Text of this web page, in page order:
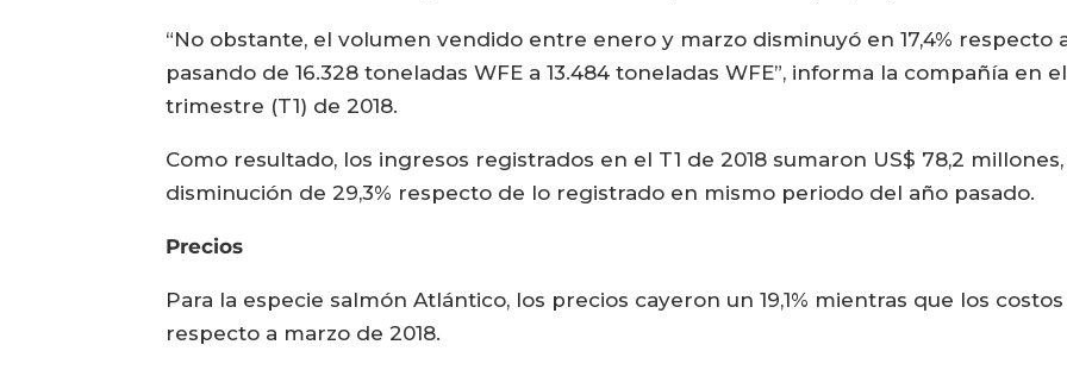
“No obstante, el volumen vendido entre enero y marzo disminuyó en 17,4% respecto
pasando de 16.328 toneladas WFE a 13.484 toneladas WFE”, informa la compañía en
trimestre (T1) de 2018.
Como resultado, los ingresos registrados en el T1 de 2018 sumaron US$ 78,2
disminución de 29,3% respecto de lo registrado en mismo periodo del año pasado.
Precios
Para la especie salmón Atlántico, los precios cayeron un 19,1% mientras que los
respecto a marzo de 2018.